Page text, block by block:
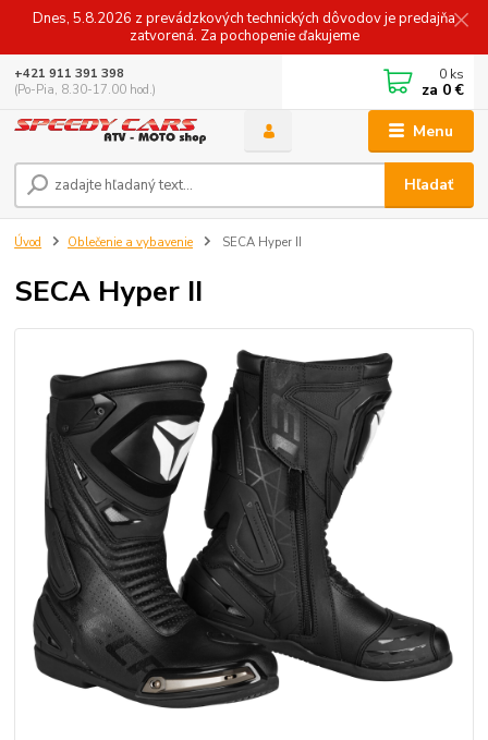
Dnes, 5.8.2026 z prevádzkových technických dôvodov je predajňa
zatvorená. Za pochopenie ďakujeme
Menu
Hľadať
+421 911 391 398
(Po-Pia, 8.30-17.00 hod.)
0 ks
za 0 €
Úvod Oblečenie a vybavenie SECA Hyper II
SECA Hyper II